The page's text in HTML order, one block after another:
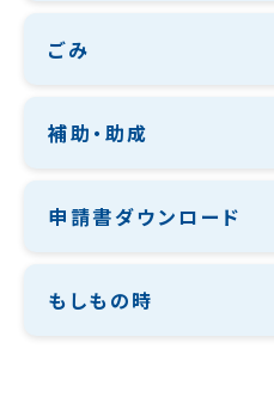
ごみ
補助・助成
申請書ダウンロード
もしもの時